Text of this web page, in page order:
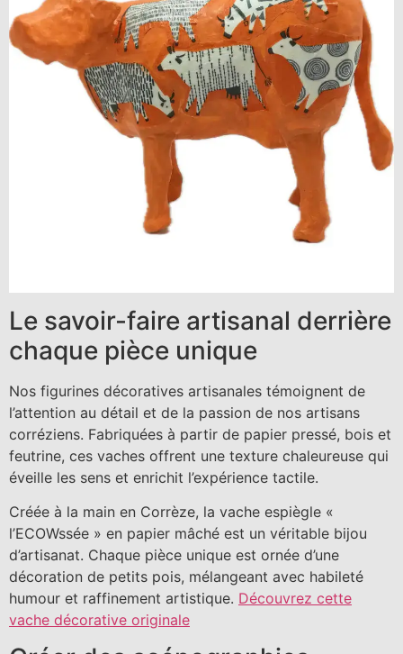
Le savoir-faire artisanal derrière
chaque pièce unique
Nos figurines décoratives artisanales témoignent de
l’attention au détail et de la passion de nos artisans
corréziens. Fabriquées à partir de papier pressé, bois et
feutrine, ces vaches offrent une texture chaleureuse qui
éveille les sens et enrichit l’expérience tactile.
Créée à la main en Corrèze, la vache espiègle «
l’ECOWssée » en papier mâché est un véritable bijou
d’artisanat. Chaque pièce unique est ornée d’une
décoration de petits pois, mélangeant avec habileté
humour et raffinement artistique. Découvrez cette
vache décorative originale